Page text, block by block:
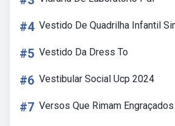
#4 Vestido De Quadrilha Infantil
#5 Vestido Da Dress To
#6 Vestibular Social Ucp 2024
#7 Versos Que Rimam Engraçados